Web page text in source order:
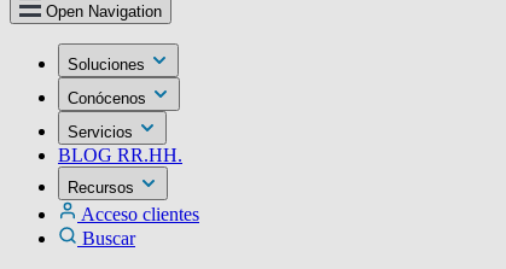
Open Navigation
Soluciones
Conócenos
Servicios
BLOG RR.HH.
Recursos
Acceso clientes
Buscar